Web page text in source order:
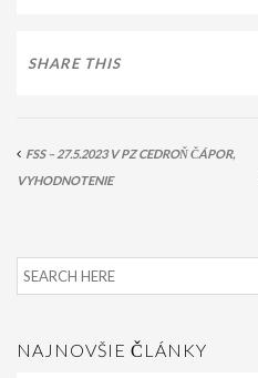
SHARE THIS
FSS – 27.5.2023 V PZ CEDROŇ ČÁPOR,
VYHODNOTENIE
NAJNOVŠIE ČLÁNKY